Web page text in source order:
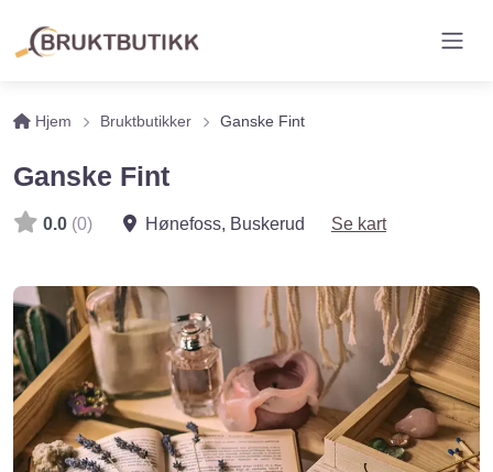
Hjem Bruktbutikker Ganske Fint
Ganske Fint
0.0 (0) Hønefoss, Buskerud Se kart